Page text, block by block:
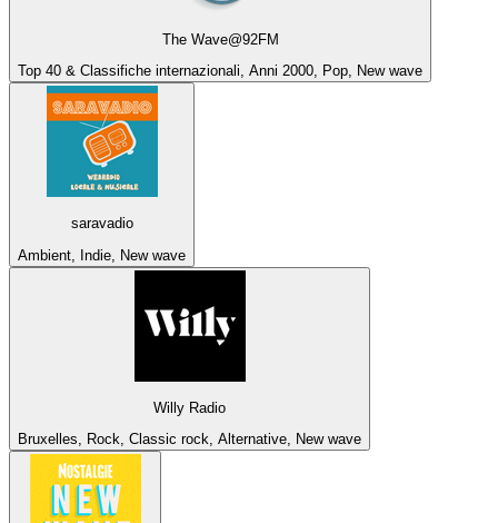
The Wave@92FM
Top 40 & Classifiche internazionali, Anni 2000, Pop, New wave
saravadio
Ambient, Indie, New wave
Willy Radio
Bruxelles, Rock, Classic rock, Alternative, New wave